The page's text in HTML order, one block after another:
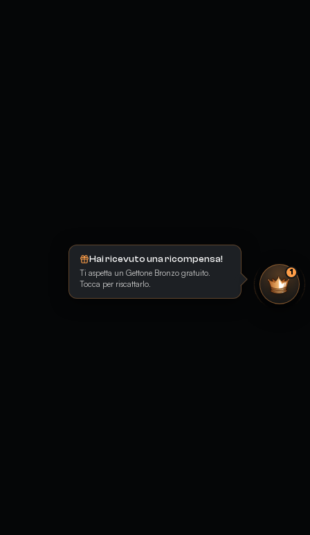
Hai ricevuto una ricompensa!
Ti aspetta un Gettone Bronzo gratuito.
Tocca per riscattarlo.
1